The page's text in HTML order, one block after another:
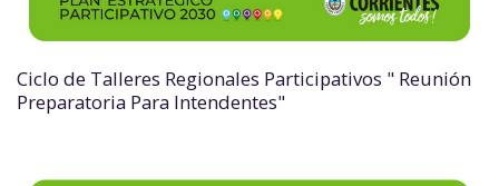
Ciclo de Talleres Regionales Participativos " Reunión
Preparatoria Para Intendentes"